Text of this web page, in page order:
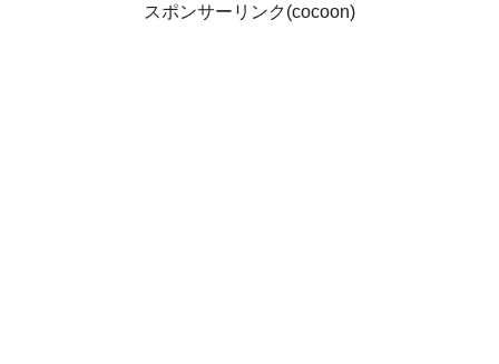
スポンサーリンク(cocoon)